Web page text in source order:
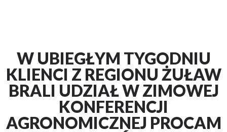
W UBIEGŁYM TYGODNIU
KLIENCI Z REGIONU ŻUŁAW
BRALI UDZIAŁ W ZIMOWEJ
KONFERENCJI
AGRONOMICZNEJ PROCAM